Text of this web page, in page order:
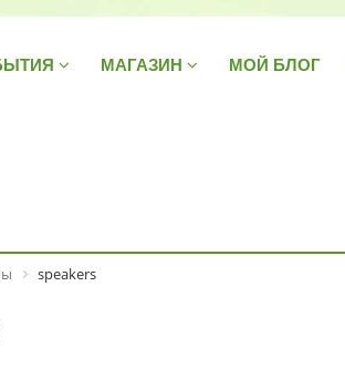
МАГАЗИН МОЙ БЛОГ
speakers